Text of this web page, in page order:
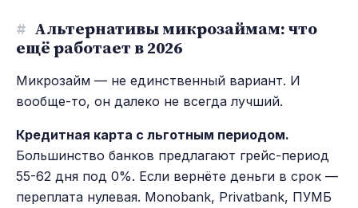
# Альтернативы микрозаймам: что
ещё работает в 2026
Микрозайм — не единственный вариант. И
вообще-то, он далеко не всегда лучший.
Кредитная карта с льготным периодом.
Большинство банков предлагают грейс-период
55-62 дня под 0%. Если вернёте деньги в срок —
переплата нулевая. Monobank, Privatbank, ПУМБ